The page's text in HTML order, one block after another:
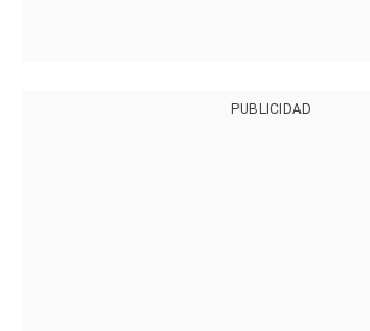
PUBLICIDAD